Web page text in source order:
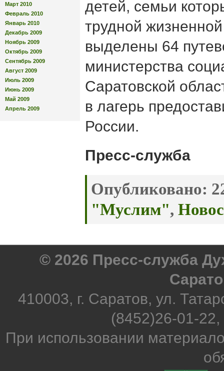
Март 2010
Февраль 2010
Январь 2010
Декабрь 2009
Ноябрь 2009
Октябрь 2009
Сентябрь 2009
Август 2009
Июль 2009
Июнь 2009
Май 2009
Апрель 2009
детей, семьи
трудной
выделены 64
министерства
Саратовской
в лагерь
России.
Пресс-служба
Опубликовано:
"Муслим",
© 2026 Пресс-служба
410003, г. Саратов, ул.
(8452)26-01-
При использовании